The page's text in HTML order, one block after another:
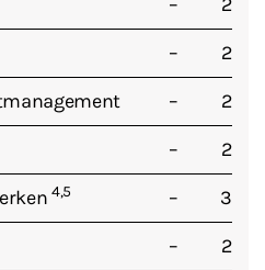
–
2
–
2
–
2
4,5 –
3
–
2